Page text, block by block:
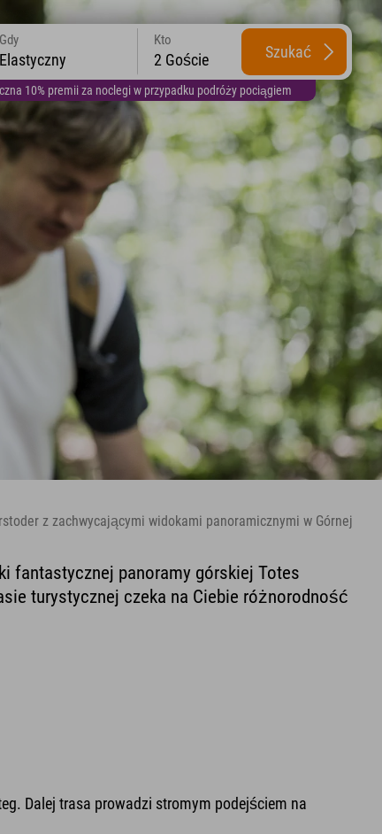
10% premii za noclegi w przypadku podróży pociągiem
Gdy
Elastyczny
Kto
2 Goście Szukać
z zachwycającymi widokami panoramicznymi w Górnej
fantastycznej panoramy górskiej Totes
turystycznej czeka na Ciebie różnorodność
Dalej trasa prowadzi stromym podejściem na